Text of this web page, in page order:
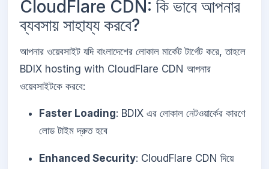
CloudFlare CDN: কি ভাবে আপনার
ব্যবসায় সাহায্য করবে?
আপনার ওয়েবসাইট যদি বাংলাদেশের লোকাল মার্কেট টার্গেট করে, তাহলে
BDIX hosting with CloudFlare CDN আপনার
ওয়েবসাইটকে করবে:
Faster Loading: BDIX এর লোকাল নেটওয়ার্কের কারণে
লোড টাইম দ্রুত হবে
Enhanced Security: CloudFlare CDN দিয়ে